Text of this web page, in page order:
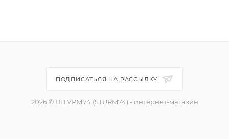
ПОДПИСАТЬСЯ НА РАССЫЛКУ
2026 © ШТУРМ74 (STURM74) - интернет-магазин